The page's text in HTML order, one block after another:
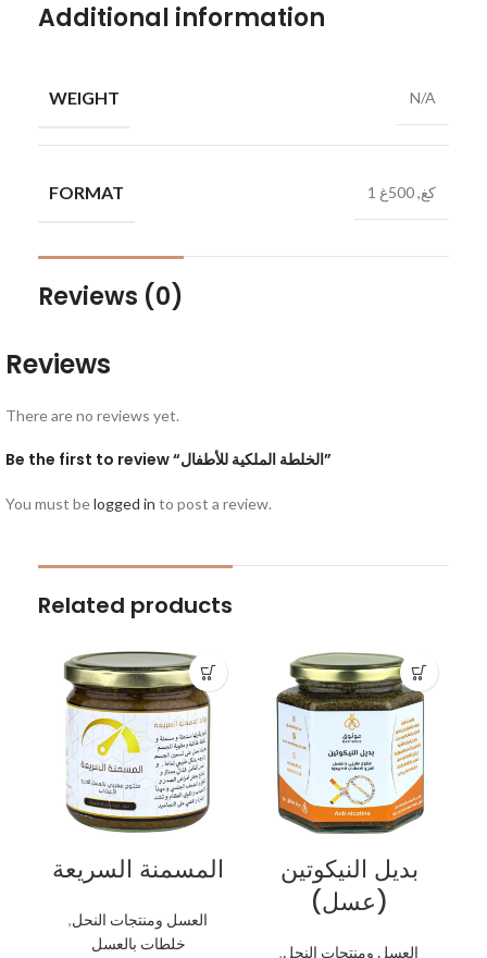
Additional information
WEIGHT N/A
FORMAT 1 كغ, 500غ
Reviews (0)
Reviews
There are no reviews yet.
Be the first to review “الخلطة الملكية للأطفال”
You must belogged in to post a review.
Related products
المسمنة السريعة
العسل ومنتجات النحل,
خلطات بالعسل
بديل النيكوتين
(عسل)
العسل ومنتجات النحل,